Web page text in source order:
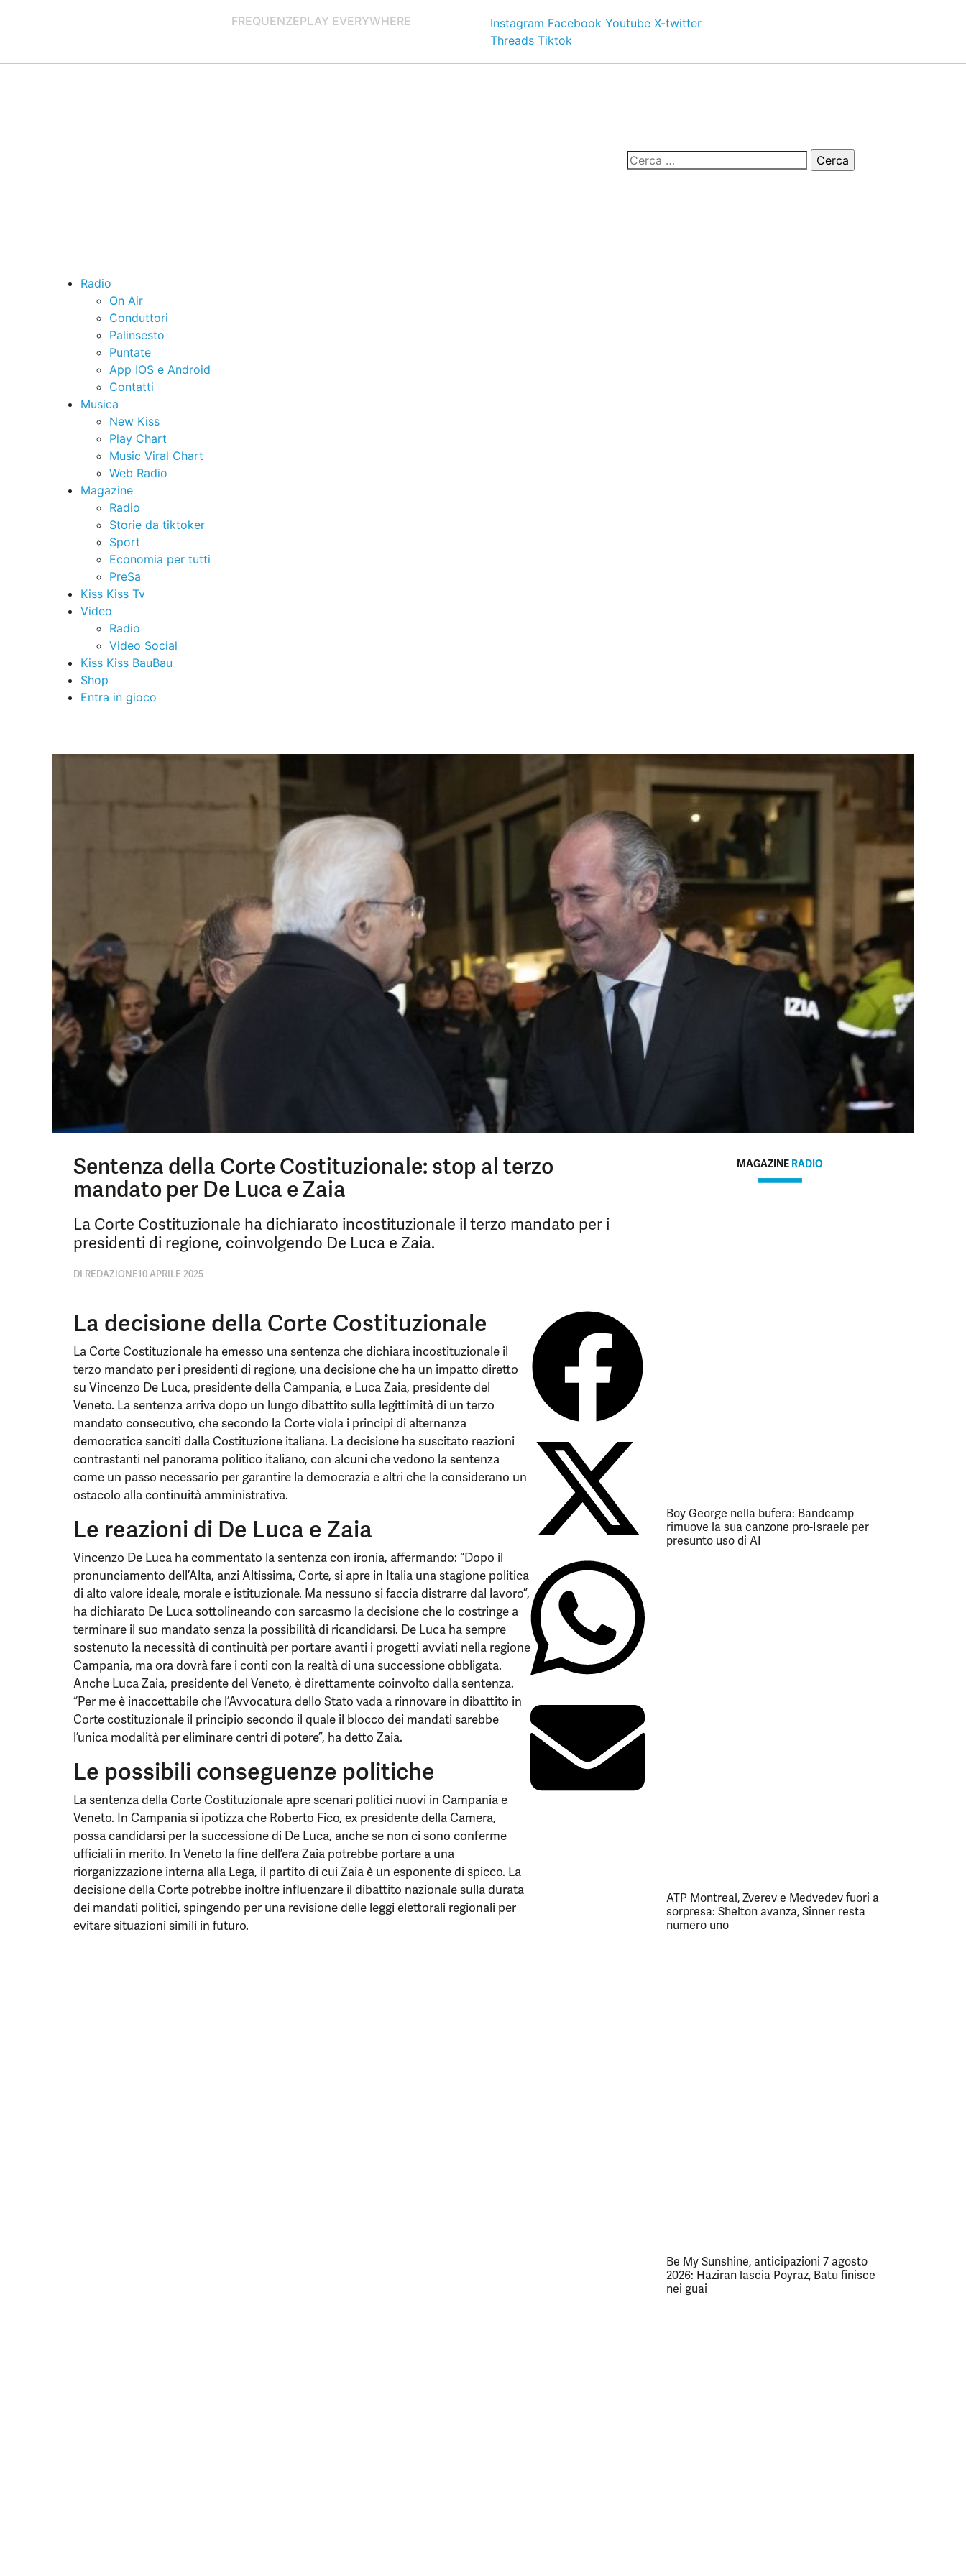
FREQUENZEPLAY EVERYWHERE Instagram Facebook Youtube X-twitter
Threads Tiktok
Radio
On Air
Conduttori
Palinsesto
Puntate
App IOS e Android
Contatti
Musica
New Kiss
Play Chart
Music Viral Chart
Web Radio
Magazine
Radio
Storie da tiktoker
Sport
Economia per tutti
PreSa
Kiss Kiss Tv
Video
Radio
Video Social
Kiss Kiss BauBau
Shop
Entra in gioco
Sentenza della Corte Costituzionale: stop al terzo
mandato per De Luca e Zaia
La Corte Costituzionale ha dichiarato incostituzionale il terzo mandato per i
presidenti di regione, coinvolgendo De Luca e Zaia.
DI REDAZIONE10 APRILE 2025
La decisione della Corte Costituzionale
La Corte Costituzionale ha emesso una sentenza che dichiara incostituzionale il
terzo mandato per i presidenti di regione, una decisione che ha un impatto diretto
su Vincenzo De Luca, presidente della Campania, e Luca Zaia, presidente del
Veneto. La sentenza arriva dopo un lungo dibattito sulla legittimità di un terzo
mandato consecutivo, che secondo la Corte viola i principi di alternanza
democratica sanciti dalla Costituzione italiana. La decisione ha suscitato reazioni
contrastanti nel panorama politico italiano, con alcuni che vedono la sentenza
come un passo necessario per garantire la democrazia e altri che la considerano un
ostacolo alla continuità amministrativa.
Le reazioni di De Luca e Zaia
Vincenzo De Luca ha commentato la sentenza con ironia, affermando: “Dopo il
pronunciamento dell’Alta, anzi Altissima, Corte, si apre in Italia una stagione politica
di alto valore ideale, morale e istituzionale. Ma nessuno si faccia distrarre dal lavoro”,
ha dichiarato De Luca sottolineando con sarcasmo la decisione che lo costringe a
terminare il suo mandato senza la possibilità di ricandidarsi. De Luca ha sempre
sostenuto la necessità di continuità per portare avanti i progetti avviati nella regione
Campania, ma ora dovrà fare i conti con la realtà di una successione obbligata.
Anche Luca Zaia, presidente del Veneto, è direttamente coinvolto dalla sentenza.
“Per me è inaccettabile che l’Avvocatura dello Stato vada a rinnovare in dibattito in
Corte costituzionale il principio secondo il quale il blocco dei mandati sarebbe
l’unica modalità per eliminare centri di potere”, ha detto Zaia.
Le possibili conseguenze politiche
La sentenza della Corte Costituzionale apre scenari politici nuovi in Campania e
Veneto. In Campania si ipotizza che Roberto Fico, ex presidente della Camera,
possa candidarsi per la successione di De Luca, anche se non ci sono conferme
ufficiali in merito. In Veneto la fine dell’era Zaia potrebbe portare a una
riorganizzazione interna alla Lega, il partito di cui Zaia è un esponente di spicco. La
decisione della Corte potrebbe inoltre influenzare il dibattito nazionale sulla durata
dei mandati politici, spingendo per una revisione delle leggi elettorali regionali per
evitare situazioni simili in futuro.
MAGAZINE RADIO
Boy George nella bufera: Bandcamp
rimuove la sua canzone pro-Israele per
presunto uso di AI
ATP Montreal, Zverev e Medvedev fuori a
sorpresa: Shelton avanza, Sinner resta
numero uno
Be My Sunshine, anticipazioni 7 agosto
2026: Haziran lascia Poyraz, Batu finisce
nei guai